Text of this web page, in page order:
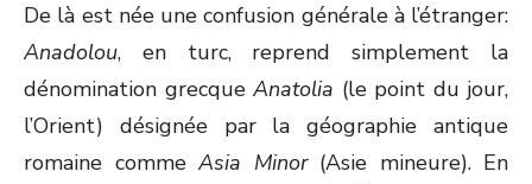
De là est née une confusion générale à l’étranger:
Anadolou, en turc, reprend simplement la
dénomination grecque Anatolia (le point du jour,
l’Orient) désignée par la géographie antique
romaine comme Asia Minor(Asie mineure). En